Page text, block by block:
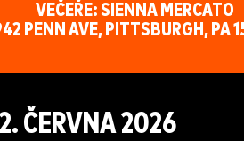
VEČEŘE: SIENNA MERCATO
PENN AVE, PITTSBURGH, PA
ČERVNA 2026